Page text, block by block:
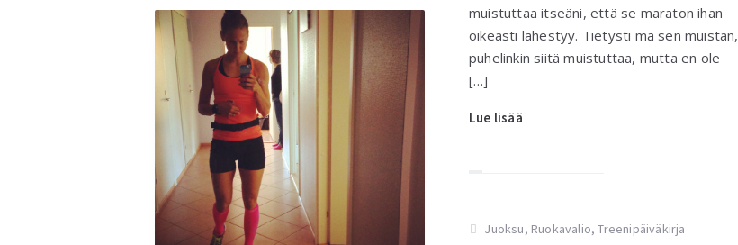
muistuttaa itseäni, että se maraton ihan
oikeasti lähestyy. Tietysti mä sen muistan,
puhelinkin siitä muistuttaa, mutta en ole
[…]
Lue lisää
Juoksu, Ruokavalio,Treenipäiväkirja